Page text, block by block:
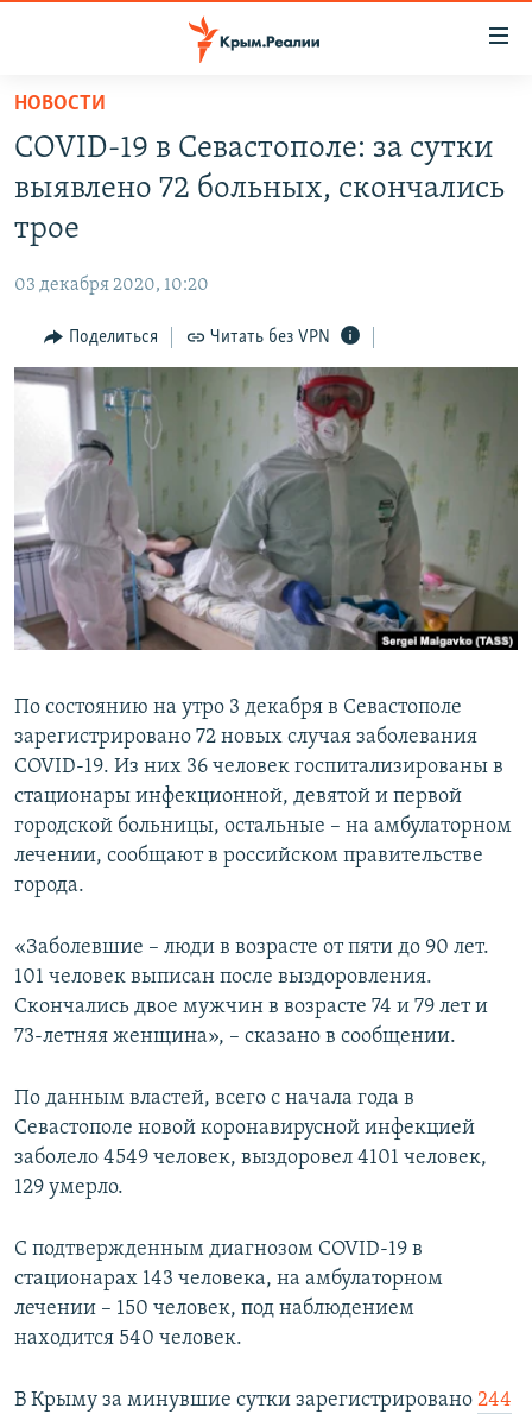
Вернуться
основному
содержанию
главной
навигации
Вернутся
поиску
11 ЛЕТ ОККУПАЦИИ КРЫМА. 11 ИСТОРИЙ СОПРОТИВЛЕНИЯ
ЕЩЕ
ИНТЕРАКТИВ
ИНФОГРАФИКА
ТЕЛЕПРОЕКТ КРЫМ.РЕАЛИИ
СОВЕТЫ ПРАВОЗАЩИТНИКОВ
ПРОПАВШИЕ БЕЗ ВЕСТИ
ПОБЕДИТЕЛЕЙ НЕ СУДЯТ?
КРЫМ.НЕПОКОРЕННЫЙ
ELIFBE
РАДІО СВОБОДА
КАК ОБОЙТИ БЛОКИРОВКУ
Українською
Qırımtatar
ПРИСОЕДИНЯЙТЕСЬ!
Все сайты RFE/RL
НОВОСТИ
COVID-19 в Севастополе: за сутки
выявлено 72 больных, скончались
трое
03 декабря 2020, 10:20
Поделиться Читать без VPN
По состоянию на утро 3 декабря в Севастополе
зарегистрировано 72 новых случая заболевания
COVID-19. Из них 36 человек госпитализированы в
стационары инфекционной, девятой и первой
городской больницы, остальные – на амбулаторном
лечении, сообщают в российском правительстве
города.
«Заболевшие – люди в возрасте от пяти до 90 лет.
101 человек выписан после выздоровления.
Скончались двое мужчин в возрасте 74 и 79 лет и
73-летняя женщина», – сказано в сообщении.
По данным властей, всего с начала года в
Севастополе новой коронавирусной инфекцией
заболело 4549 человек, выздоровел 4101 человек,
129 умерло.
С подтвержденным диагнозом COVID-19 в
стационарах 143 человека, на амбулаторном
лечении – 150 человек, под наблюдением
находится 540 человек.
В Крыму за минувшие сутки зарегистрировано 244